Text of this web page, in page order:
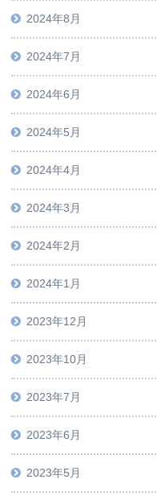
2024年8月
2024年7月
2024年6月
2024年5月
2024年4月
2024年3月
2024年2月
2024年1月
2023年12月
2023年10月
2023年7月
2023年6月
2023年5月